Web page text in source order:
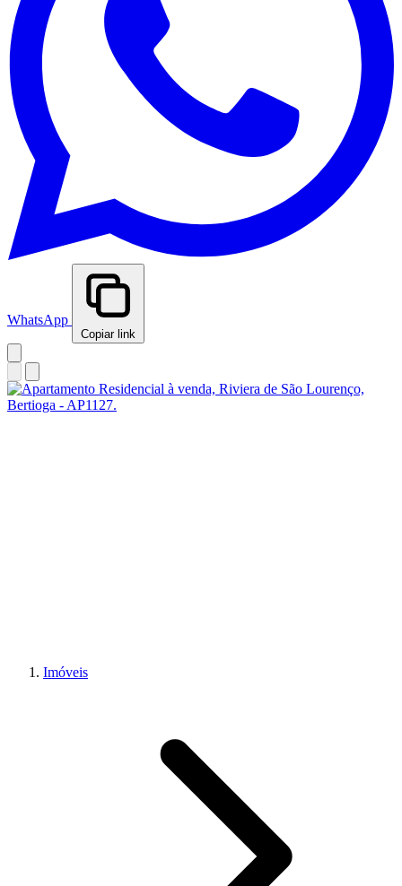
WhatsApp
Copiar link
Imóveis